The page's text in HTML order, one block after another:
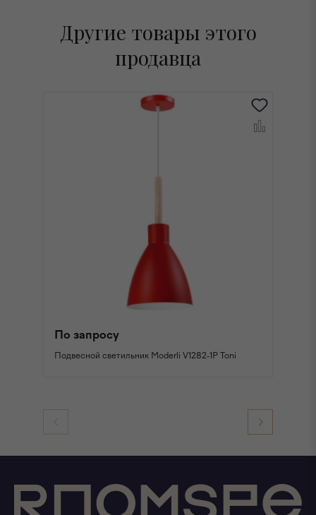
Другие товары этого
продавца
По запросу
Подвесной светильник Moderli V1282-1P Toni